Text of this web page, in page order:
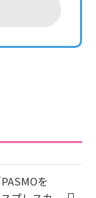
を